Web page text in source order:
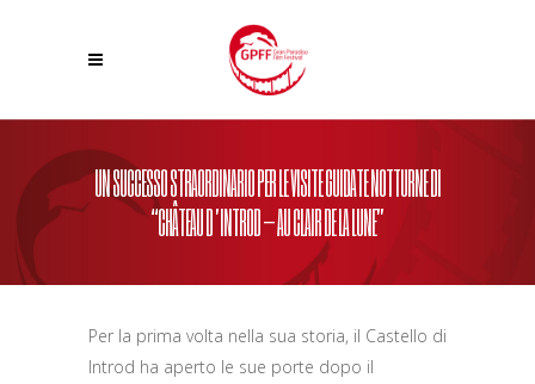
UN SUCCESSO STRAORDINARIO PER LE VISITE GUIDATE NOTTURNE DI
“CHÂTEAU D’INTROD – AU CLAIR DE LA LUNE”
Per la prima volta nella sua storia, il Castello di
Introd ha aperto le sue porte dopo il